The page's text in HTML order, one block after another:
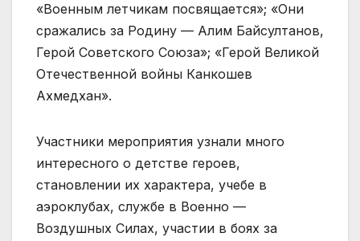
«Военным летчикам посвящается»; «Они
сражались за Родину — Алим Байсултанов,
Герой Советского Союза»; «Герой Великой
Отечественной войны Канкошев
Ахмедхан».
Участники мероприятия узнали много
интересного о детстве героев,
становлении их характера, учебе в
аэроклубах, службе в Военно —
Воздушных Силах, участии в боях за